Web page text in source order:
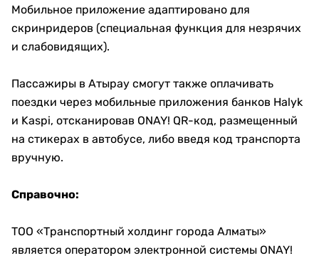
Мобильное приложение адаптировано для
скринридеров (специальная функция для незрячих
и слабовидящих).
Пассажиры в Атырау смогут также оплачивать
поездки через мобильные приложения банков Halyk
и Kaspi, отсканировав ONAY! QR-код, размещенный
на стикерах в автобусе, либо введя код транспорта
вручную.
Справочно:
ТОО «Транспортный холдинг города Алматы»
является оператором электронной системы ONAY!